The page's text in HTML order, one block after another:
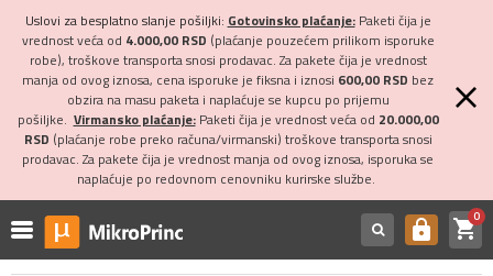
Uslovi za besplatno slanje pošiljki: Gotovinsko plaćanje:Paketi čija je
vrednost veća od 4.000,00 RSD (plaćanje pouzećem prilikom isporuke
robe), troškove transporta snosi prodavac. Za pakete čija je vrednost
manja od ovog iznosa, cena isporuke je fiksna i iznosi 600,00 RSD bez
obzira na masu paketa i naplaćuje se kupcu po prijemu
pošiljke. Virmansko plaćanje:Paketi čija je vrednost veća od 20.000,00
RSD (plaćanje robe preko računa/virmanski) troškove transporta snosi
prodavac. Za pakete čija je vrednost manja od ovog iznosa, isporuka se
naplaćuje po redovnom cenovniku kurirske službe.
https shopping_cart0